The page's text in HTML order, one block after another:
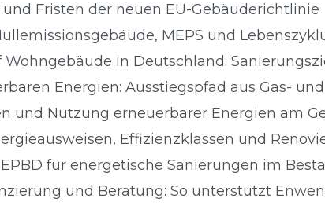
Fristen der neuen EU-Gebäuderichtlinie
MEPS und
in Deutschland:
Energien: Ausstiegspfad aus Gas-
und Nutzung erneuerbarer Energien am
Effizienzklassen und
für energetische Sanierungen im
und Beratung: So unterstützt